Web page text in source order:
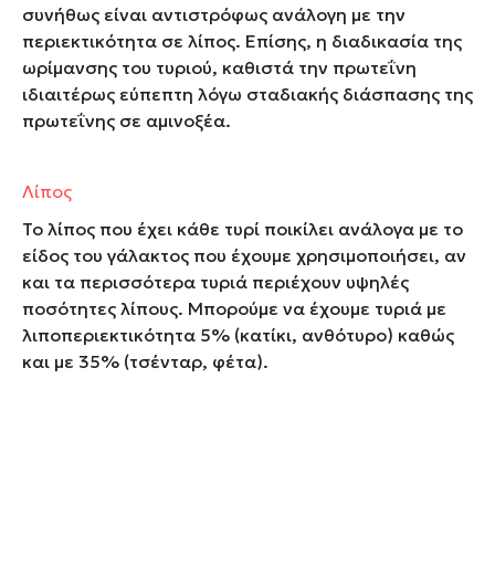
συνήθως είναι αντιστρόφως ανάλογη με την
περιεκτικότητα σε λίπος. Επίσης, η διαδικασία της
ωρίμανσης του τυριού, καθιστά την πρωτεΐνη
ιδιαιτέρως εύπεπτη λόγω σταδιακής διάσπασης της
πρωτεΐνης σε αμινοξέα.
Λίπος
Το λίπος που έχει κάθε τυρί ποικίλει ανάλογα με το
είδος του γάλακτος που έχουμε χρησιμοποιήσει, αν
και τα περισσότερα τυριά περιέχουν υψηλές
ποσότητες λίπους. Μπορούμε να έχουμε τυριά με
λιποπεριεκτικότητα 5% (κατίκι, ανθότυρο) καθώς
και με 35% (τσένταρ, φέτα).